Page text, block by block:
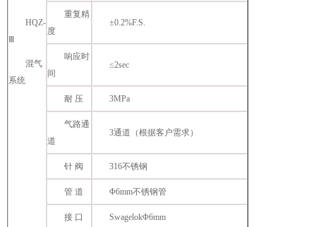
HQZ-
混气
系统
重复精
度
±0.2%F.S.
响应时
间
≤2sec
耐 压 3MPa
气路通
道
3通道（根据客户需求）
针 阀 316不锈钢
管 道 Φ6mm不锈钢管
接 口 SwagelokΦ6mm